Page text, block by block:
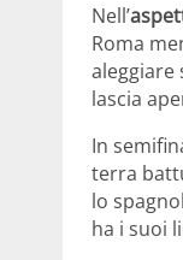
Nell’
Roma
aleggiare
lascia
In
terra
lo
ha i suoi